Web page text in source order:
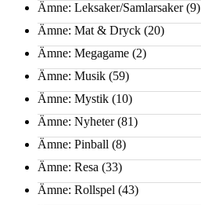
Ämne: Leksaker/Samlarsaker(9)
Ämne: Mat & Dryck (20)
Ämne: Megagame (2)
Ämne: Musik (59)
Ämne: Mystik (10)
Ämne: Nyheter(81)
Ämne: Pinball (8)
Ämne: Resa (33)
Ämne: Rollspel (43)